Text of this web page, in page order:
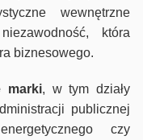
wewnętrzne
która
biznesowego.
marki, w tym działy
publicznej
czy